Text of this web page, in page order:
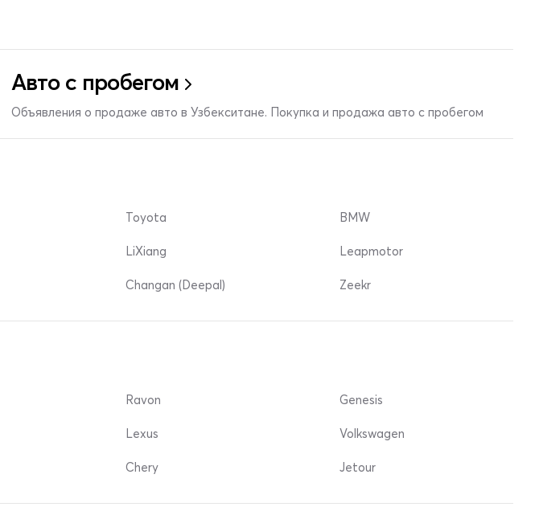
Авто с пробегом
Объявления о продаже авто в Узбекситане. Покупка и продажа авто с пробегом
Toyota
LiXiang
Changan (Deepal)
BMW
Leapmotor
Zeekr
Ravon
Lexus
Chery
Genesis
Volkswagen
Jetour